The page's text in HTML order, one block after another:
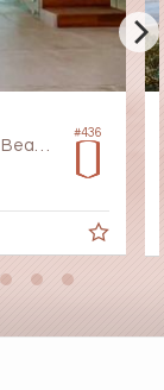
#436
Apartamento Garden no Edifício Brava Beach Corais